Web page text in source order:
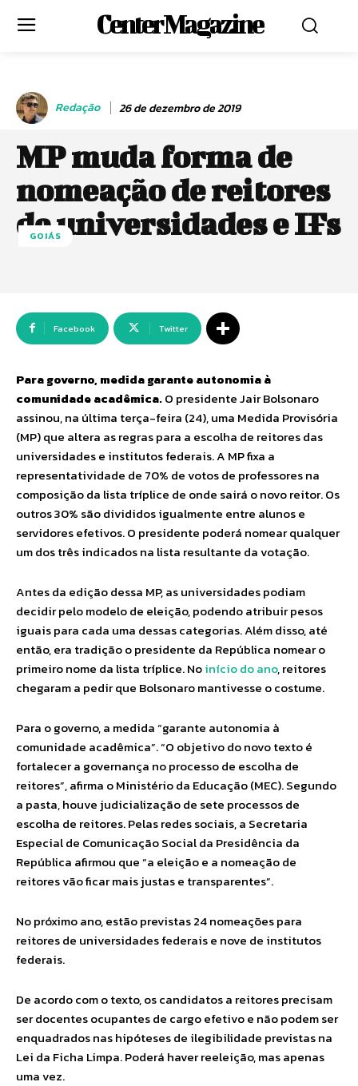
Center Magazine
Redação 26 de dezembro de 2019
MP muda forma de
nomeação de reitores
de universidades e IFs
GOIÁS
Facebook Twitter
Para governo, medida garante autonomia à
comunidade acadêmica.O presidente Jair Bolsonaro
assinou, na última terça-feira (24), uma Medida Provisória
(MP) que altera as regras para a escolha de reitores das
universidades e institutos federais. A MP fixa a
representatividade de 70% de votos de professores na
composição da lista tríplice de onde sairá o novo reitor. Os
outros 30% são divididos igualmente entre alunos e
servidores efetivos. O presidente poderá nomear qualquer
um dos três indicados na lista resultante da votação.
Antes da edição dessa MP, as universidades podiam
decidir pelo modelo de eleição, podendo atribuir pesos
iguais para cada uma dessas categorias. Além disso, até
então, era tradição o presidente da República nomear o
primeiro nome da lista tríplice. Noinício do ano, reitores
chegaram a pedir que Bolsonaro mantivesse o costume.
Para o governo, a medida “garante autonomia à
comunidade acadêmica”. “O objetivo do novo texto é
fortalecer a governança no processo de escolha de
reitores”, afirma o Ministério da Educação (MEC). Segundo
a pasta, houve judicialização de sete processos de
escolha de reitores. Pelas redes sociais, a Secretaria
Especial de Comunicação Social da Presidência da
República afirmou que “a eleição e a nomeação de
reitores vão ficar mais justas e transparentes”.
No próximo ano, estão previstas 24 nomeações para
reitores de universidades federais e nove de institutos
federais.
De acordo com o texto, os candidatos a reitores precisam
ser docentes ocupantes de cargo efetivo e não podem ser
enquadrados nas hipóteses de ilegibilidade previstas na
Lei da Ficha Limpa. Poderá haver reeleição, mas apenas
uma vez.